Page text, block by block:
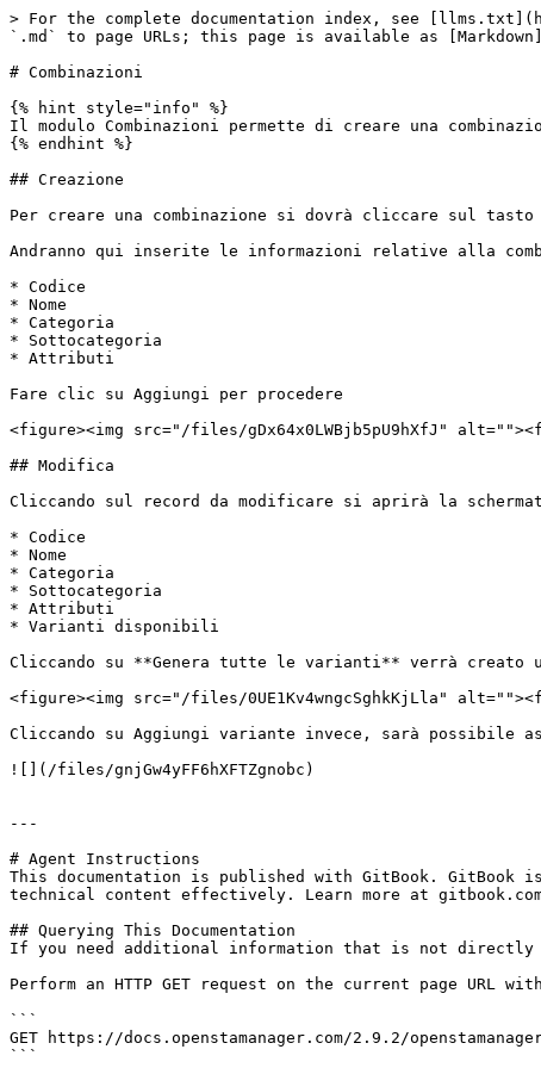
> For the complete documentation index, see
`.md` to page URLs; this page is available as
# Combinazioni
{% hint style="info" %}
Il modulo Combinazioni permette di creare una
{% endhint %}
## Creazione
Per creare una combinazione si dovrà cliccare sul
Andranno qui inserite le informazioni relative alla
* Codice
* Nome
* Categoria
* Sottocategoria
* Attributi
Fare clic su Aggiungi per procedere
<figure><img src="/files/gDx64x0LWBjb5pU9hXfJ"
## Modifica
Cliccando sul record da modificare si aprirà la
* Codice
* Nome
* Categoria
* Sottocategoria
* Attributi
* Varianti disponibili
Cliccando su **Genera tutte le varianti** verrà
<figure><img src="/files/0UE1Kv4wngcSghkKjLla"
Cliccando su Aggiungi variante invece, sarà possibile
![](/files/gnjGw4yFF6hXFTZgnobc)
---
# Agent Instructions
This documentation is published with GitBook. GitBook
technical content effectively. Learn more at
## Querying This Documentation
If you need additional information that is not directly
Perform an HTTP GET request on the current page URL
```
GET https://docs.openstamanager.com/2.9.2/
```